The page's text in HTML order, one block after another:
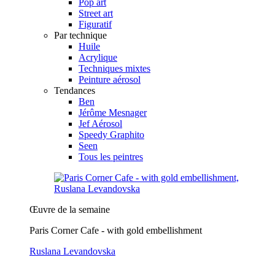
Street art
Figuratif
Par technique
Huile
Acrylique
Techniques mixtes
Peinture aérosol
Tendances
Ben
Jérôme Mesnager
Jef Aérosol
Speedy Graphito
Seen
Tous les peintres
Œuvre de la semaine
Paris Corner Cafe - with gold embellishment
Ruslana Levandovska